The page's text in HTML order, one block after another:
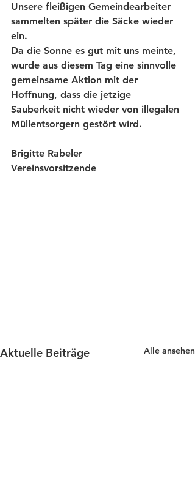
Unsere fleißigen Gemeindearbeiter
sammelten später die Säcke wieder
ein.
Da die Sonne es gut mit uns meinte,
wurde aus diesem Tag eine sinnvolle
gemeinsame Aktion mit der
Hoffnung, dass die jetzige
Sauberkeit nicht wieder von illegalen
Müllentsorgern gestört wird.
Brigitte Rabeler
Vereinsvorsitzende
Aktuelle Beiträge Alle ansehen